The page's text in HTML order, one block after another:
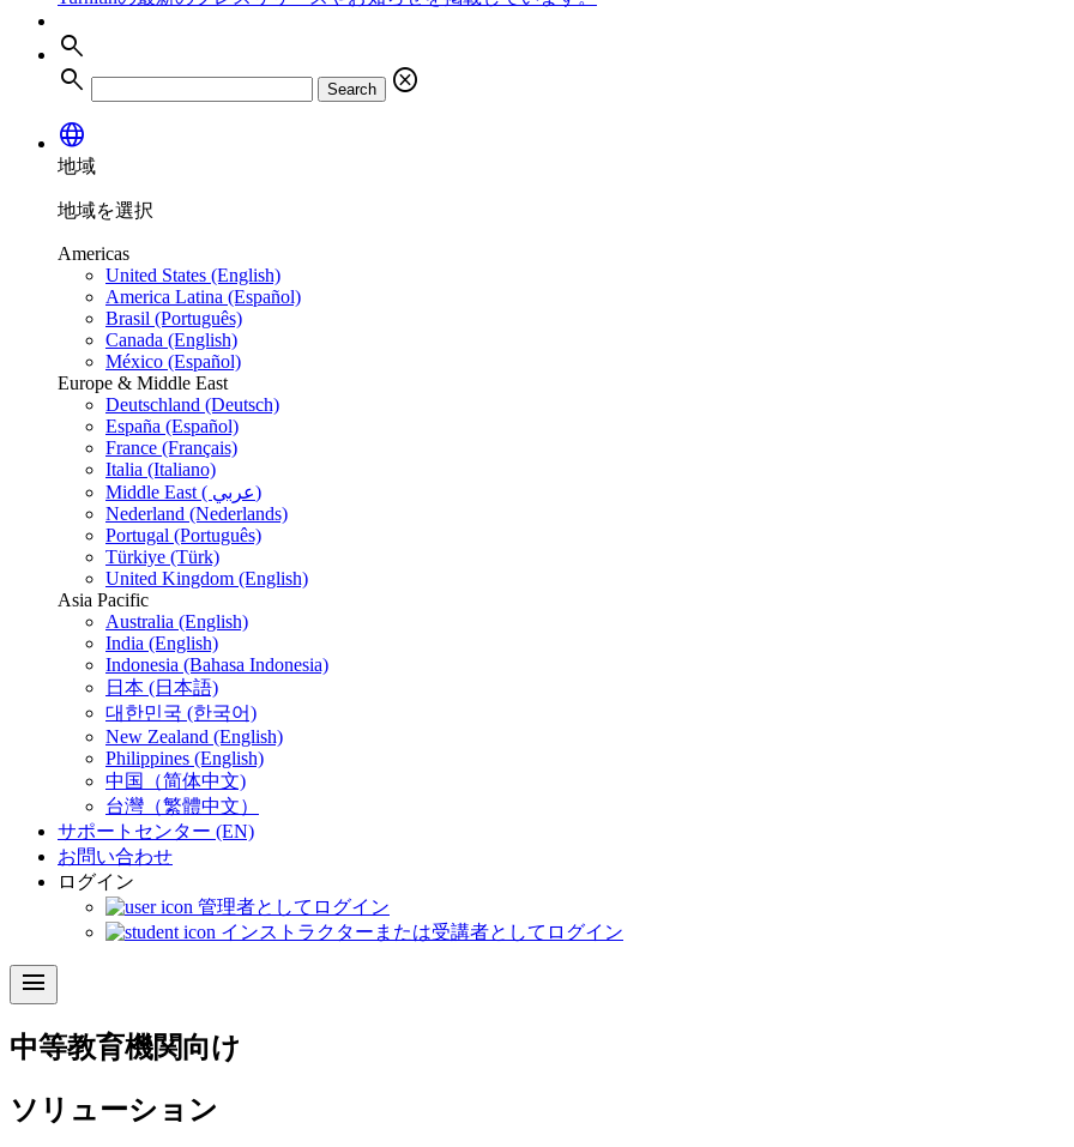
search
search
Search
cancel
language
地域
地域を選択
Americas
United States (English)
America Latina (Español)
Brasil (Português)
Canada (English)
México (Español)
Europe & Middle East
Deutschland (Deutsch)
España (Español)
France (Français)
Italia (Italiano)
Middle East ( عربي)
Nederland (Nederlands)
Portugal (Português)
Türkiye (Türk)
United Kingdom (English)
Asia Pacific
Australia (English)
India (English)
Indonesia (Bahasa Indonesia)
日本 (日本語)
대한민국 (한국어)
New Zealand (English)
Philippines (English)
中国（简体中文)
台灣（繁體中文）
サポートセンター (EN)
お問い合わせ
ログイン
管理者としてログイン
インストラクターまたは受講者としてログイン
menu
中等教育機関向け
ソリューション